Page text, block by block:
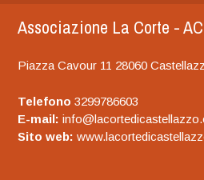
Associazione La Corte -
Piazza Cavour 11 28060
Telefono 3299786603
E-mail:
Sito web: